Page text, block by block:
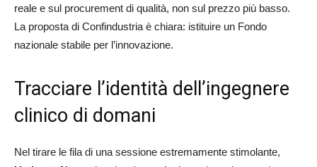
reale e sul procurement di qualità, non sul prezzo più basso.
La proposta di Confindustria è chiara: istituire un Fondo
nazionale stabile per l’innovazione.
Tracciare l’identità dell’ingegnere
clinico di domani
Nel tirare le fila di una sessione estremamente stimolante,